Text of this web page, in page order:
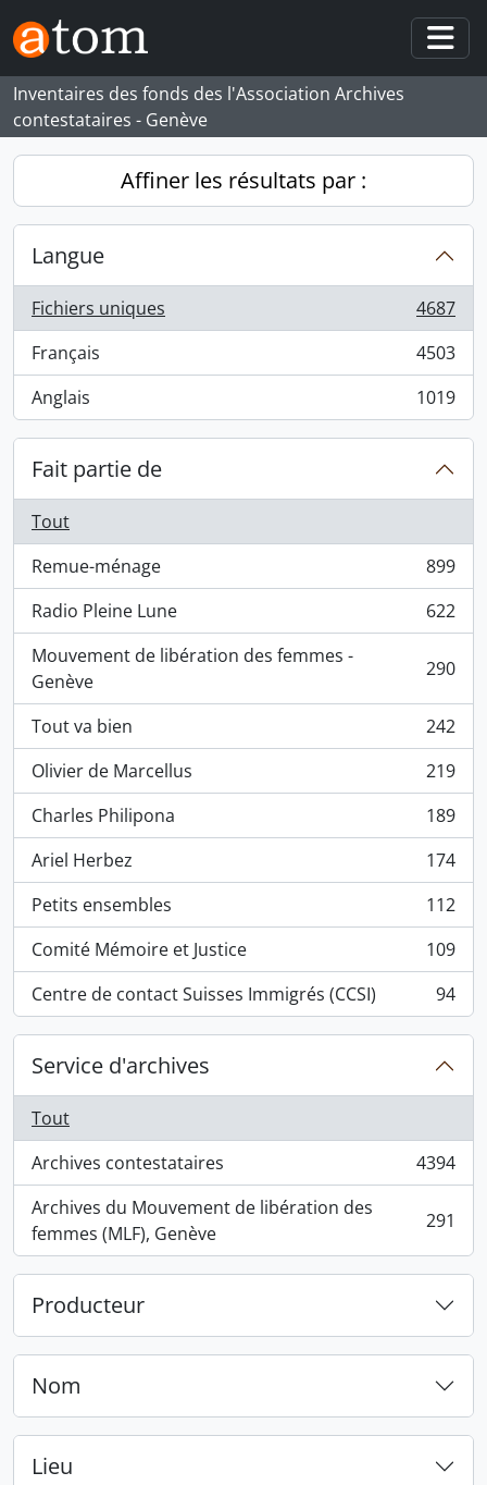
Skip to main content
Inventaires des fonds des l'Association Archives
contestataires - Genève
Affiner les résultats par :
Langue
Fichiers uniques
, 4687 résultats
4687
Français
, 4503 résultats
4503
Anglais
, 1019 résultats 1019
Fait partie de
Tout
Remue-ménage
, 899 résultats
899
Radio Pleine Lune
, 622 résultats
622
Mouvement de libération des femmes -
Genève
, 290 résultats 290
Tout va bien
, 242 résultats
242
Olivier de Marcellus
, 219 résultats
219
Charles Philipona
, 189 résultats
189
Ariel Herbez
, 174 résultats
174
Petits ensembles
, 112 résultats
112
Comité Mémoire et Justice
, 109 résultats
109
Centre de contact Suisses Immigrés (CCSI)
, 94 résultats 94
Service d'archives
Tout
Archives contestataires
, 4394 résultats
4394
Archives du Mouvement de libération des
femmes (MLF), Genève
, 291 résultats 291
Producteur
Nom
Lieu